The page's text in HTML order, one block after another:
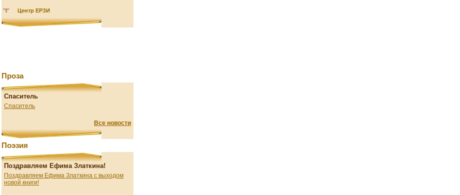
Центр ЕРЗИ
Проза
Спаситель
Спаситель
Все новости
Поэзия
Поздравляем Ефима Златкина!
Поздравляем Ефима Златкина с выходом
новой книги!